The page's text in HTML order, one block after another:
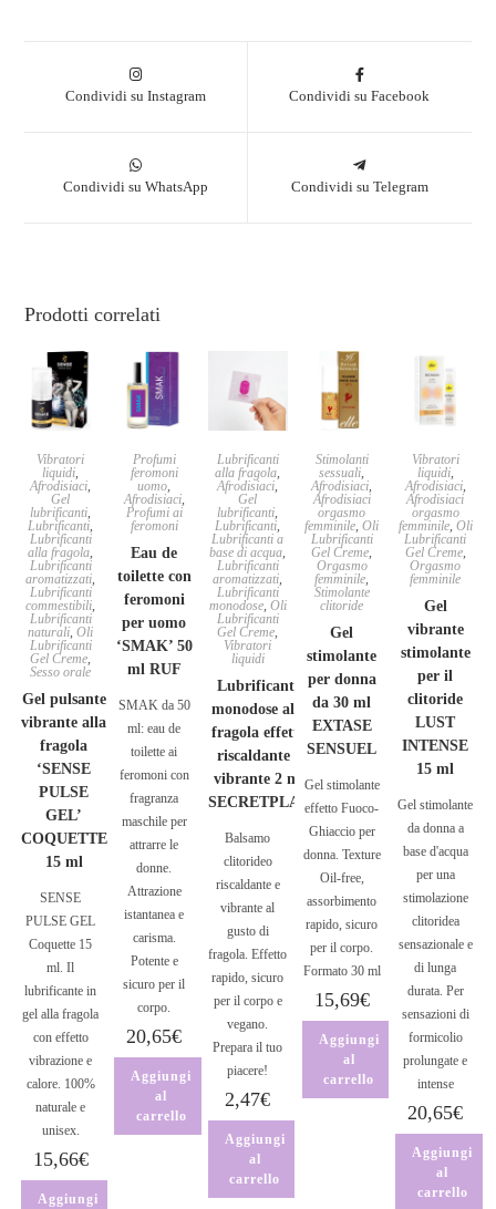
Condividi su Instagram Condividi su Facebook
Condividi su WhatsApp Condividi su Telegram
Prodotti correlati
Vibratori
liquidi,
Afrodisiaci,
Gel
lubrificanti,
Lubrificanti,
Lubrificanti
alla fragola,
Lubrificanti
aromatizzati,
Lubrificanti
commestibili,
Lubrificanti
naturali,Oli
Lubrificanti
Gel Creme,
Sesso orale
Gel pulsante
vibrante alla
fragola
‘SENSE
PULSE
GEL’
COQUETTE
15 ml
SENSE
PULSE GEL
Coquette 15
ml. Il
lubrificante in
gel alla fragola
con effetto
vibrazione e
calore. 100%
naturale e
unisex.
15,66€
Aggiungi
Profumi
feromoni
uomo,
Afrodisiaci,
Profumi ai
feromoni
Eau de
toilette con
feromoni
per uomo
‘SMAK’ 50
ml RUF
SMAK da 50
ml: eau de
toilette ai
feromoni con
fragranza
maschile per
attrarre le
donne.
Attrazione
istantanea e
carisma.
Potente e
sicuro per il
corpo.
20,65€
Aggiungi
al
carrello
Lubrificanti
alla fragola,
Afrodisiaci,
Gel
lubrificanti,
Lubrificanti,
Lubrificanti a
base di acqua,
Lubrificanti
aromatizzati,
Lubrificanti
monodose, Oli
Lubrificanti
Gel Creme,
Vibratori
liquidi
Lubrificante
monodose alla
fragola effetto
riscaldante e
vibrante 2 ml
SECRETPLAY
Balsamo
clitorideo
riscaldante e
vibrante al
gusto di
fragola. Effetto
rapido, sicuro
per il corpo e
vegano.
Prepara il tuo
piacere!
2,47€
Aggiungi
al
carrello
Stimolanti
sessuali,
Afrodisiaci,
Afrodisiaci
orgasmo
femminile,Oli
Lubrificanti
Gel Creme,
Orgasmo
femminile,
Stimolante
clitoride
Gel
stimolante
per donna
da 30 ml
EXTASE
SENSUEL
Gel stimolante
effetto Fuoco-
Ghiaccio per
donna. Texture
Oil-free,
assorbimento
rapido, sicuro
per il corpo.
Formato 30 ml
15,69€
Aggiungi
al
carrello
Vibratori
liquidi,
Afrodisiaci,
Afrodisiaci
orgasmo
femminile, Oli
Lubrificanti
Gel Creme,
Orgasmo
femminile
Gel
vibrante
stimolante
per il
clitoride
LUST
INTENSE
15 ml
Gel stimolante
da donna a
base d'acqua
per una
stimolazione
clitoridea
sensazionale e
di lunga
durata. Per
sensazioni di
formicolio
prolungate e
intense
20,65€
Aggiungi
al
carrello